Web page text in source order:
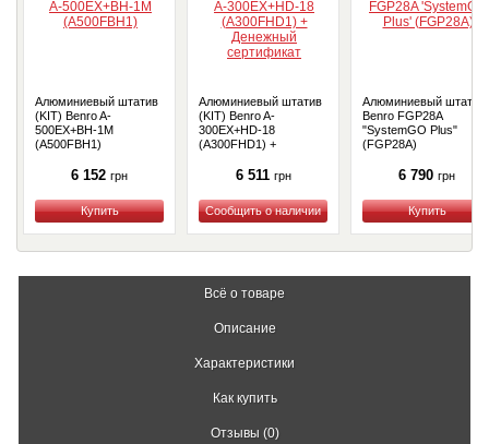
Алюминиевый штатив
(KIT) Benro A-
500EX+BH-1M
(A500FBH1)
6 152 грн
Купить
Алюминиевый штатив
(KIT) Benro A-
300EX+HD-18
(A300FHD1) +
6 511 грн
Купить
Алюминиевый штатив
Benro FGP28A
"SystemGO Plus"
(FGP28A)
6 790 грн
Купить
Всё о товаре
Описание
Характеристики
Как купить
Отзывы (0)